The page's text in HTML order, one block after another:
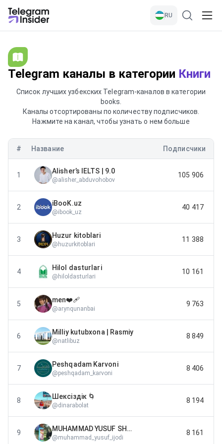
RU
Telegram каналы в категории Книги
Список лучших узбекских Telegram-каналов в категории
books.
Каналы отсортированы по количеству подписчиков.
Нажмите на канал, чтобы узнать о нем больше
# Название Подписчики
1 Alisher’s IELTS | 9.0
@alisher_abduvohobov
105 906
2 iBooK.uz
@ibook_uz
40 417
3 Huzur kitoblari
@ huzurkitoblari
11 388
4 Hilol dasturlari
@ hiloldasturlari
10 161
5 men❤️‍🩹
@arynqunanbai
9 763
6 Milliy kutubxona | Rasmiy
@natlibuz
8 849
7 Peshqadam Karvoni
@peshqadam_karvoni
8 406
8 Шексіздік 🌀
@dinarabolat
8 194
9 MUHAMMAD YUSUF SHE'RLARI
@muhammad_yusuf_ijodi
8 161